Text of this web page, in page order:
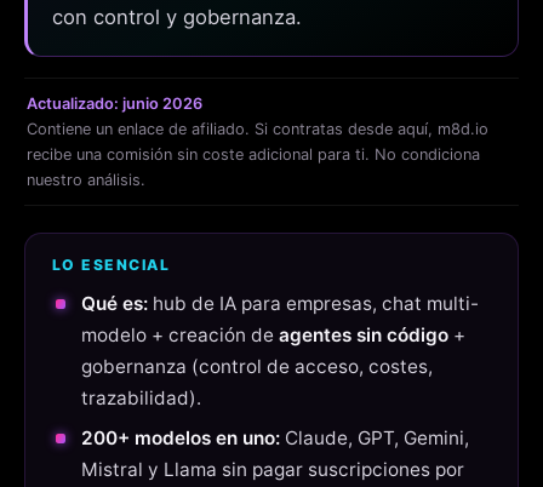
con control y gobernanza.
Actualizado: junio 2026
Contiene un enlace de afiliado. Si contratas desde aquí, m8d.io
recibe una comisión sin coste adicional para ti. No condiciona
nuestro análisis.
LO ESENCIAL
Qué es: hub de IA para empresas, chat multi-
modelo + creación de agentes sin código +
gobernanza (control de acceso, costes,
trazabilidad).
200+ modelos en uno: Claude, GPT, Gemini,
Mistral y Llama sin pagar suscripciones por